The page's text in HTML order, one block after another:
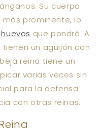
Su cuerpo
prominente, lo
huevos que pondrá. A
un aguijón con
reina tiene un
varias veces sin
para la defensa
con otras reinas.